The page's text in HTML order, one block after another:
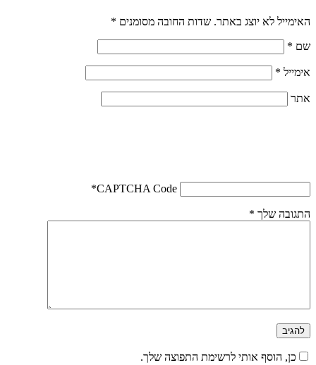
האימייל לא יוצג באתר. שדות החובה מסומנים *
שם *
אימייל *
אתר
CAPTCHA Code
*
התגובה שלך *
כן, הוסף אותי לרשימת התפוצה שלך.